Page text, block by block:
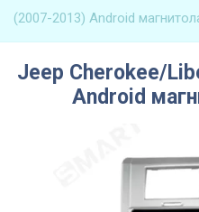
(2007-2013) Android
Jeep Cherokee/
Android